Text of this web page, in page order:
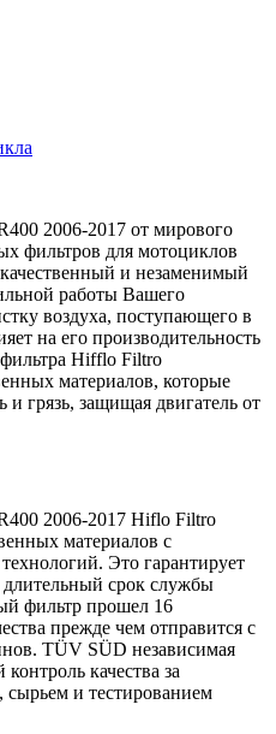
2006-2017 от мирового
фильтров для мотоциклов
и незаменимый
работы Вашего
воздуха, поступающего в
на его производительность
Hifflo Filtro
материалов, которые
грязь, защищая двигатель от
2006-2017 Hiflo Filtro
материалов с
Это гарантирует
срок службы
фильтр прошел 16
прежде чем отправится с
TÜV SÜD независимая
качества за
и тестированием